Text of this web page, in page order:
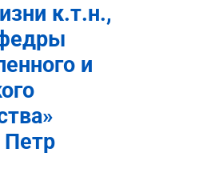
к.т.н.,
и